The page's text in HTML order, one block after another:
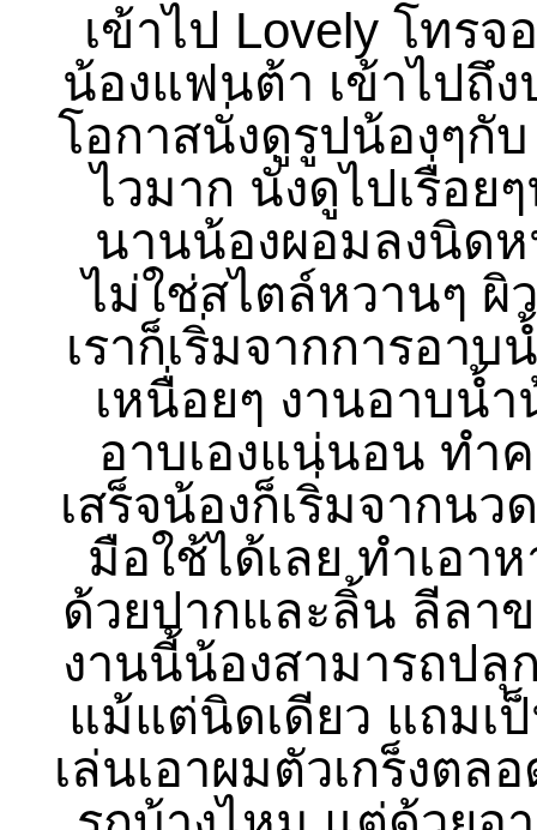
เข้าไป Lovely โทร
น้องแฟนต้า เข้าไปถึ
โอกาสนั่งดูรูปน้องๆกับ
ไวมาก นั่งดูไปเรื่อย
นานน้องผอมลงนิด
ไม่ใช่สไตล์หวานๆ
เราก็เริ่มจากการอา
เหนื่อยๆ งานอาบน้
อาบเองแน่นอน ทำ
เสร็จน้องก็เริ่มจากน
มือใช้ได้เลย ทำเอา
ด้วยปากและลิ้น ลีลา
งานนี้น้องสามารถปลุ
แม้แต่นิดเดียว แถมเ
เล่นเอาผมตัวเกร็งตล